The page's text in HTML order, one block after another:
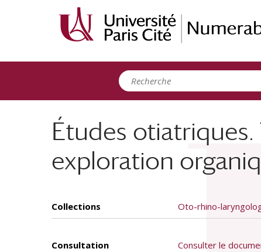
Études
exploration
Collections Oto-rhino-
Consultation Consulter le
Panneau de gestion des cookies